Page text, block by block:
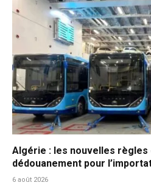
Algérie : les nouvelles règles
dédouanement pour
6 août 2026